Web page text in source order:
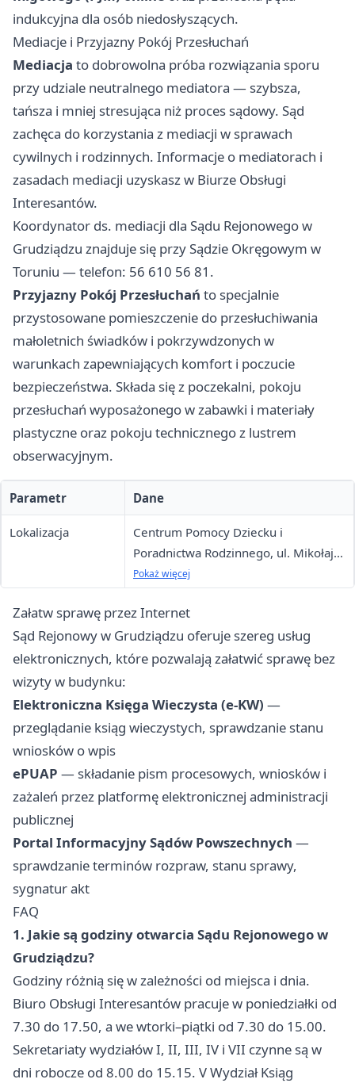
indukcyjna dla osób niedosłyszących.
Mediacje i Przyjazny Pokój Przesłuchań
Mediacja to dobrowolna próba rozwiązania sporu
przy udziale neutralnego mediatora — szybsza,
tańsza i mniej stresująca niż proces sądowy. Sąd
zachęca do korzystania z mediacji w sprawach
cywilnych i rodzinnych. Informacje o mediatorach i
zasadach mediacji uzyskasz w Biurze Obsługi
Interesantów.
Koordynator ds. mediacji dla Sądu Rejonowego w
Grudziądzu znajduje się przy Sądzie Okręgowym w
Toruniu — telefon: 56 610 56 81.
Przyjazny Pokój Przesłuchań to specjalnie
przystosowane pomieszczenie do przesłuchiwania
małoletnich świadków i pokrzywdzonych w
warunkach zapewniających komfort i poczucie
bezpieczeństwa. Składa się z poczekalni, pokoju
przesłuchań wyposażonego w zabawki i materiały
plastyczne oraz pokoju technicznego z lustrem
obserwacyjnym.
Parametr Dane
Lokalizacja
Centrum Pomocy Dziecku i
Poradnictwa Rodzinnego, ul. Mikołaja
z Ryńska 8, 86-300 Grudziądz
Pokaż więcej
Załatw sprawę przez Internet
Sąd Rejonowy w Grudziądzu oferuje szereg usług
elektronicznych, które pozwalają załatwić sprawę bez
wizyty w budynku:
Elektroniczna Księga Wieczysta (e-KW) —
przeglądanie ksiąg wieczystych, sprawdzanie stanu
wniosków o wpis
ePUAP — składanie pism procesowych, wniosków i
zażaleń przez platformę elektronicznej administracji
publicznej
Portal Informacyjny Sądów Powszechnych —
sprawdzanie terminów rozpraw, stanu sprawy,
sygnatur akt
FAQ
1. Jakie są godziny otwarcia Sądu Rejonowego w
Grudziądzu?
Godziny różnią się w zależności od miejsca i dnia.
Biuro Obsługi Interesantów pracuje w poniedziałki od
7.30 do 17.50, a we wtorki–piątki od 7.30 do 15.00.
Sekretariaty wydziałów I, II, III, IV i VII czynne są w
dni robocze od 8.00 do 15.15. V Wydział Ksiąg